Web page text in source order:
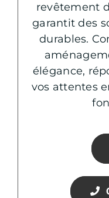
revêtement
garantit des
durables.
élégance,
vos attentes